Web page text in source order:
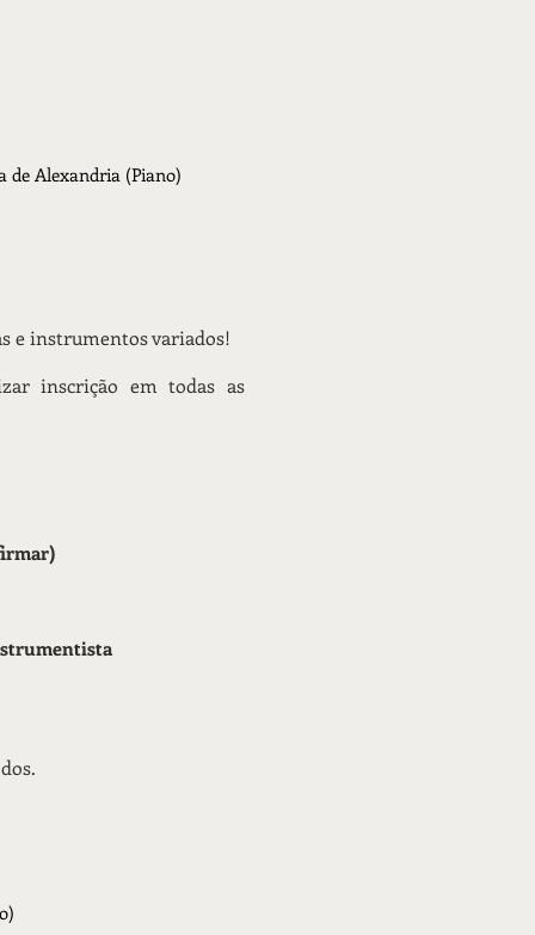
de Alexandria (Piano)
e instrumentos variados!
inscrição em todas as